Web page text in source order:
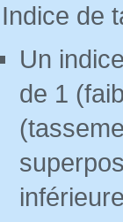
Indice de
Un
de 1